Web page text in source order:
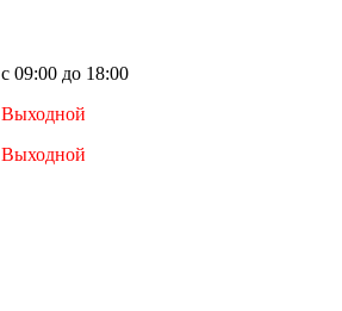
с 09:00 до 18:00
Выходной
Выходной